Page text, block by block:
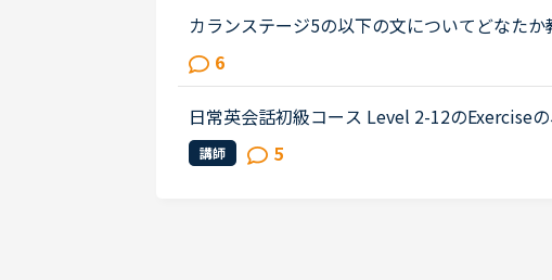
カランステージ5の以下の文についてどなた
問 What do you think you should do if you
want to make a lot of money, I t...
6
日常英会話初級コース Level 2-12の
rised?&quot;に対する答えが&quot;They
&quot;ではダメなのでしょう...
講師 5